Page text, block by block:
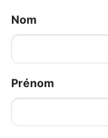
Nom
Prénom